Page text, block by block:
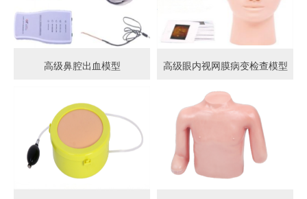
高级鼻腔出血模型 高级眼内视网膜病变检查模型